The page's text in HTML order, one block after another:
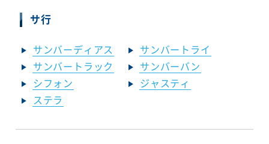
サ行
サンバーディアス
サンバートライ
サンバートラック
サンバーバン
シフォン
ジャスティ
ステラ